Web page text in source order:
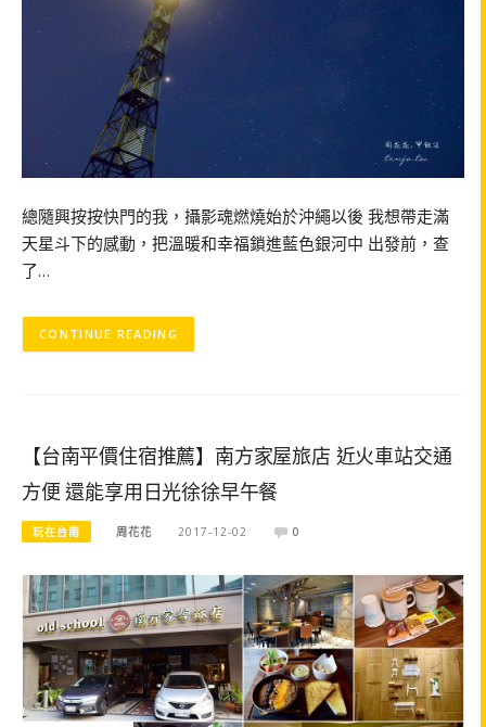
總隨興按按快門的我，攝影魂燃燒始於沖繩以後 我想帶走滿
天星斗下的感動，把溫暖和幸福鎖進藍色銀河中 出發前，查
了…
CONTINUE READING
【台南平價住宿推薦】南方家屋旅店 近火車站交通
方便 還能享用日光徐徐早午餐
玩在台南 周花花 2017-12-02 0